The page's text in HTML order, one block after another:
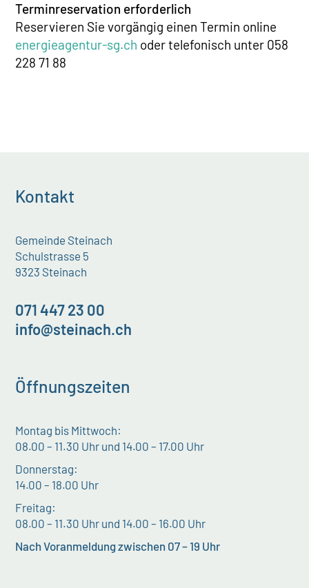
Terminreservation erforderlich
Reservieren Sie vorgängig einen Termin online
energieagentur-sg.ch oder telefonisch unter 058
228 71 88
Kontakt
Gemeinde Steinach
Schulstrasse 5
9323 Steinach
071 447 23 00
info@steinach.ch
Öffnungszeiten
Montag bis Mittwoch:
08.00 – 11.30 Uhr und 14.00 – 17.00 Uhr
Donnerstag:
14.00 – 18.00 Uhr
Freitag:
08.00 – 11.30 Uhr und 14.00 – 16.00 Uhr
Nach Voranmeldung zwischen 07 – 19 Uhr